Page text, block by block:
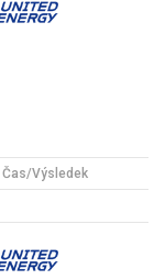
Čas/Výsledek